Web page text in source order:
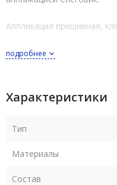
Аппликация пришивная,
подробнее
Характеристики
Тип
Материалы
Состав